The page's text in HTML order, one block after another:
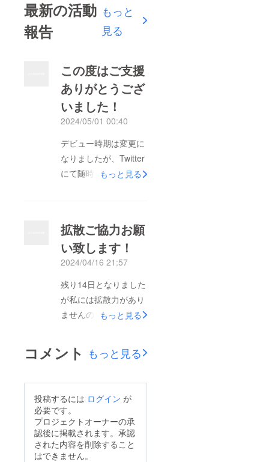
最新の活動
報告
もっと
見る
この度はご支援
ありがとうござ
いました！
2024/05/01 00:40
デビュー時期は変更に
なりましたが、Twitter
にて随時連絡事項は更
て下さった方々や支援
して下さった方、そし
て少しでも私に興味を
持って下さった皆様…
本当にありがとうござ
いました！リターン品
のグッズは8月2日から
開始させて頂きますの
もっと見る
拡散ご協力お願
い致します！
2024/04/16 21:57
残り14日となりました
が私には拡散力があり
ませんので拡散をして
願い致しましたこの度
はありがとうございま
てご支援を宜しくお願
い致します！
もっと見る
コメント もっと見る
投稿するには ログイン が
必要です。
プロジェクトオーナーの承
認後に掲載されます。承認
された内容を削除すること
はできません。